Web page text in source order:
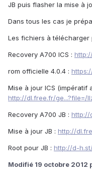
JB puis flasher la mise à
Dans tous les cas je
Les fichiers à télécharger
Recovery A700 ICS :
rom officielle 4.0.4 :
Mise à jour ICS (impératif
http://dl.free.fr/ge...?file=/
Recovery A700 JB : http://
Mise à jour JB : http://
Root pour JB : http://d-
Modifié 19 octobre 2012